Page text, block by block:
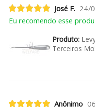
José F. 24/
Eu recomendo esse
Produto:
Terceiros
Anônimo